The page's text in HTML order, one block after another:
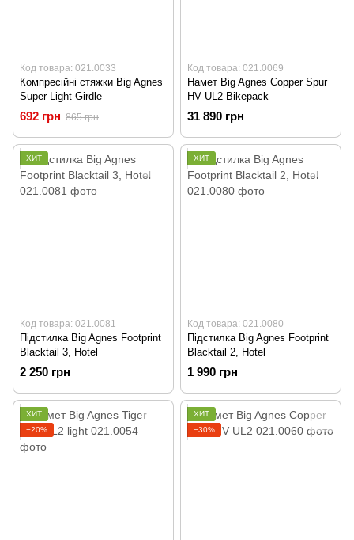
Код товара: 021.0033
Компресійні стяжки Big Agnes
Super Light Girdle
692 грн 865 грн
Код товара: 021.0069
Намет Big Agnes Copper Spur
HV UL2 Bikepack
31 890 грн
ХИТ
Код товара: 021.0081
Підстилка Big Agnes Footprint
Blacktail 3, Hotel
2 250 грн
ХИТ
Код товара: 021.0080
Підстилка Big Agnes Footprint
Blacktail 2, Hotel
1 990 грн
ХИТ
−20%
ХИТ
−30%